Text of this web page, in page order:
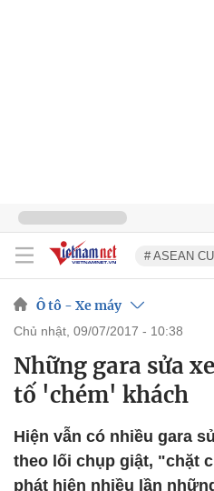
# ASEAN
Ô tô - Xe máy
chủ nhật, 09/07/2017 - 10:38
Những gara sửa
tố 'chém' khách
Hiện vẫn có nhiều gara
theo lối chụp giật, "chặt
phát hiện nhiều lần